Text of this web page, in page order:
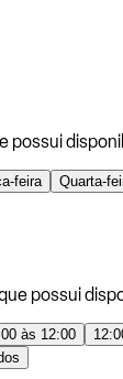
possui
feira Quarta-
possui
às 12:00